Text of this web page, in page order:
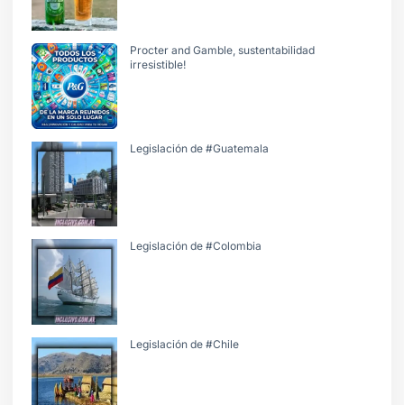
Procter and Gamble, sustentabilidad
irresistible!
Legislación de #Guatemala
Legislación de #Colombia
Legislación de #Chile